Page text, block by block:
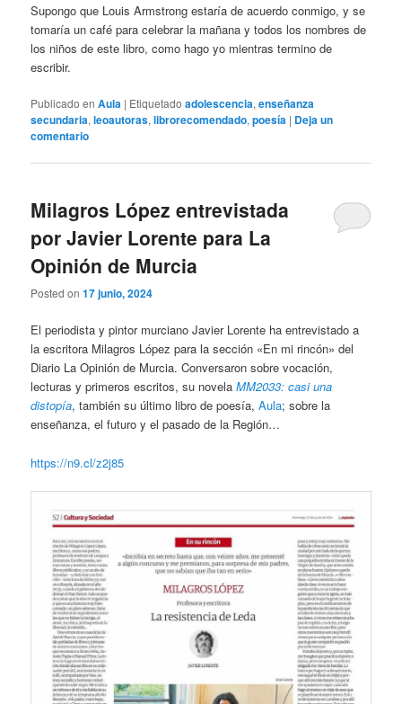
Supongo que Louis Armstrong estaría de acuerdo conmigo, y se
tomaría un café para celebrar la mañana y todos los nombres de
los niños de este libro, como hago yo mientras termino de
escribir.
Publicado en Aula | Etiquetado adolescencia,enseñanza
secundaria,leoautoras,librorecomendado,poesía | Deja un
comentario
Milagros López entrevistada
por Javier Lorente para La
Opinión de Murcia
Posted on17 junio, 2024
El periodista y pintor murciano Javier Lorente ha entrevistado a
la escritora Milagros López para la sección «En mi rincón» del
Diario La Opinión de Murcia. Conversaron sobre vocación,
lecturas y primeros escritos, su novelaMM2033: casi una
distopía, también su último libro de poesía,Aula; sobre la
enseñanza, el futuro y el pasado de la Región…
https://n9.cl/z2j85